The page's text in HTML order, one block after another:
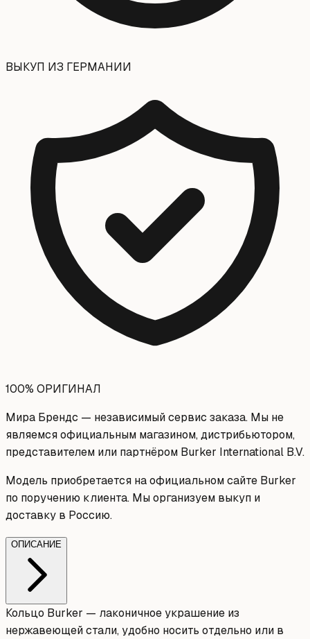
ВЫКУП ИЗ ГЕРМАНИИ
100% ОРИГИНАЛ
Мира Брендс — независимый сервис заказа. Мы не
являемся официальным магазином, дистрибьютором,
представителем или партнёром Burker International B.V.
Модель приобретается на официальном сайте Burker
по поручению клиента. Мы организуем выкуп и
доставку в Россию.
ОПИСАНИЕ
Кольцо Burker — лаконичное украшение из
нержавеющей стали, удобно носить отдельно или в